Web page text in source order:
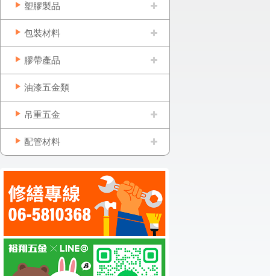
塑膠製品
包裝材料
膠帶產品
油漆五金類
吊重五金
配管材料